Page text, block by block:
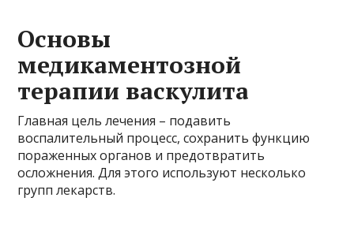
Основы
медикаментозной
терапии васкулита
Главная цель лечения – подавить
воспалительный процесс, сохранить функцию
пораженных органов и предотвратить
осложнения. Для этого используют несколько
групп лекарств.